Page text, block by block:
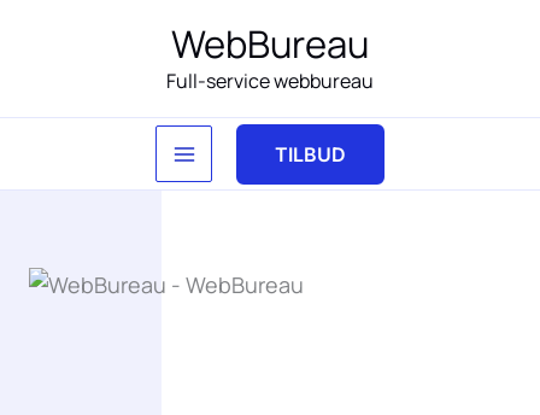
WebBureau
Full-service webbureau
TILBUD